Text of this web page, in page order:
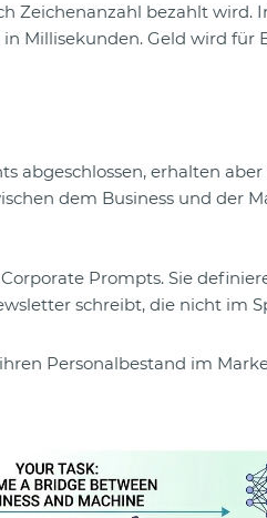
Zeichenanzahl bezahlt wird.
Millisekunden. Geld wird für
abgeschlossen, erhalten aber
dem Business und der
Prompts. Sie
schreibt, die nicht im
Personalbestand im